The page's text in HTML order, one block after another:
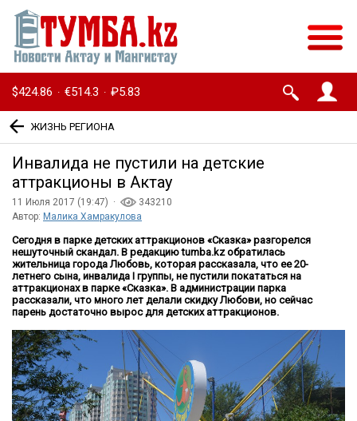
$424.86 · €514.3 · ₽5.83
ЖИЗНЬ РЕГИОНА
Инвалида не пустили на детские
аттракционы в Актау
11 Июля 2017 (19:47) ·
343210
Автор: Малика Хамракулова
Сегодня в парке детских аттракционов «Сказка» разгорелся
нешуточный скандал. В редакциюtumba.kzобратилась
жительница города Любовь, которая рассказала, что ее 20-
летнего сына, инвалида I группы, не пустили покататься на
аттракционах в парке «Сказка». В администрации парка
рассказали, что много лет делали скидку Любови, но сейчас
парень достаточно вырос для детских аттракционов.